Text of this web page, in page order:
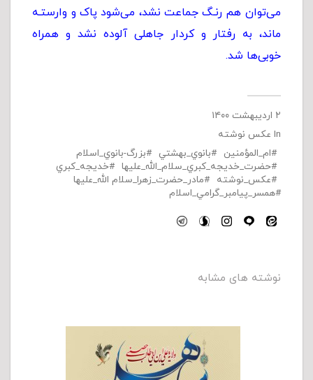
می‌توان هم رنـگ جماعت نشد، می‌شود پاک و وارستـه
ماند، به رفتار و کردار جاهلی آلوده نشد و همراه
خوبی‌ها شد.
۲ اردیبهشت ۱۴۰۰
In عکس نوشته
ام_المؤمنين
بانوي_بهشتي
بزرگ-بانوي_اسلام
حضرت_خديجه_كبري_سلام_الله_عليها
خديجه_كبري
عكس_نوشته
مادر_حضرت_زهرا_سلام الله_عليها
همسر_پيامبر_گرامي_اسلام
نوشته های مشابه